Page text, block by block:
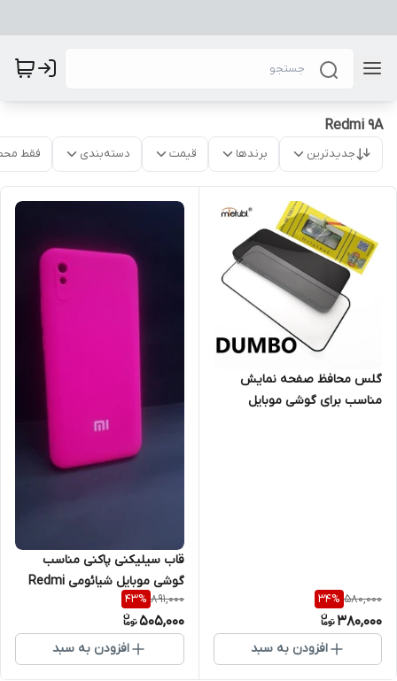
Redmi 9A
جدیدترین برندها قیمت دسته‌بندی فقط
گلس محافظ صفحه نمایش
مناسب برای گوشی موبایل
580,000
34%
380,000
افزودن به سبد
قاب سیلیکنی پاکنی مناسب
گوشی موبایل شیائومی Redmi
9A
891,000
43%
505,000
افزودن به سبد